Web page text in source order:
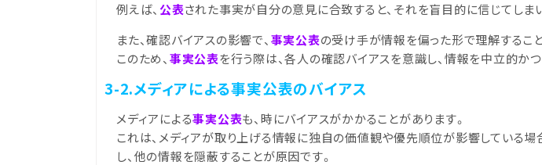
例えば、 公表された事実が自分の意見に合致すると、それを盲目的に信じてしま
また、確認バイアスの影響で、 事実公表の受け手が情報を偏った形で理解するこ
このため、 事実公表を行う際は、各人の確認バイアスを意識し、情報を中立的か
3-2.メディアによる事実公表のバイアス
メディアによる事実公表も、時にバイアスがかかることがあります。
これは、メディアが取り上げる情報に独自の価値観や優先順位が影響している
し、他の情報を隠蔽することが原因です。